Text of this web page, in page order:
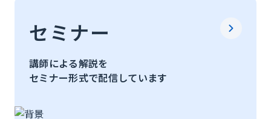
セミナー
講師による解説を
セミナー形式で配信しています